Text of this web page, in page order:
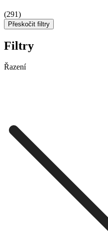
(291)
Přeskočit filtry
Filtry
Řazení